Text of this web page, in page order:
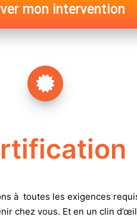
mon intervention
à toutes les exigences
chez vous. Et en un clin